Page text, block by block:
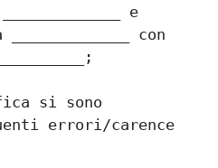
e
con
si sono
errori/carence